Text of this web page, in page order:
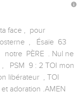
face ,  pour
,   Ésaïe  63
notre  PÈRE  . Nul ne
PSM  9 : 2 TOI mon
libérateur  , TOI
adoration .AMEN